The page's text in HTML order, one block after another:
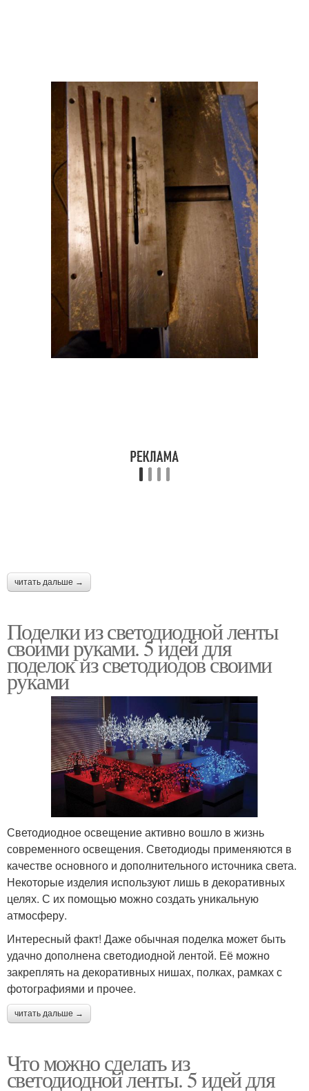
читать дальше →
Поделки из светодиодной ленты
своими руками. 5 идей для
поделок из светодиодов своими
руками
Светодиодное освещение активно вошло в жизнь
современного освещения. Светодиоды применяются в
качестве основного и дополнительного источника света.
Некоторые изделия используют лишь в декоративных
целях. С их помощью можно создать уникальную
атмосферу.
Интересный факт! Даже обычная поделка может быть
удачно дополнена светодиодной лентой. Её можно
закреплять на декоративных нишах, полках, рамках с
фотографиями и прочее.
читать дальше →
Что можно сделать из
светодиодной ленты. 5 идей для